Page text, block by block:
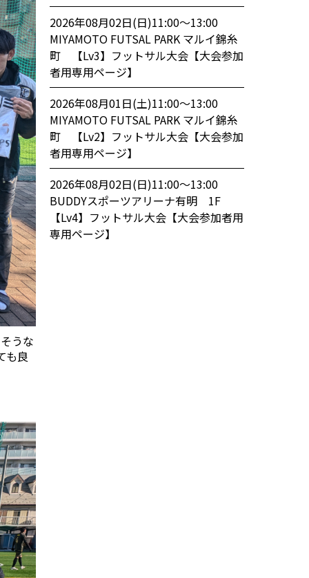
うな
も良
2026年08月02日(日)11:00〜13:00
MIYAMOTO FUTSAL PARK マルイ錦糸
町 【Lv3】フットサル大会【大会参加
者用専用ページ】
2026年08月01日(土)11:00〜13:00
MIYAMOTO FUTSAL PARK マルイ錦糸
町 【Lv2】フットサル大会【大会参加
者用専用ページ】
2026年08月02日(日)11:00〜13:00
BUDDYスポーツアリーナ有明 1F
【Lv4】フットサル大会【大会参加者用
専用ページ】